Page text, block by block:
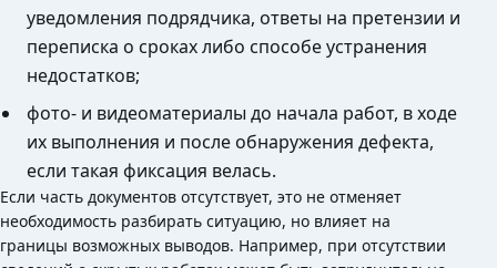
уведомления подрядчика, ответы на претензии и
переписка о сроках либо способе устранения
недостатков;
фото- и видеоматериалы до начала работ, в ходе
их выполнения и после обнаружения дефекта,
если такая фиксация велась.
Если часть документов отсутствует, это не отменяет
необходимость разбирать ситуацию, но влияет на
границы возможных выводов. Например, при отсутствии